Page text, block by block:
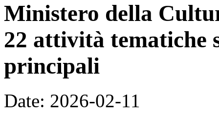
Ministero della
22 attività tematiche
principali
Date: 2026-02-11